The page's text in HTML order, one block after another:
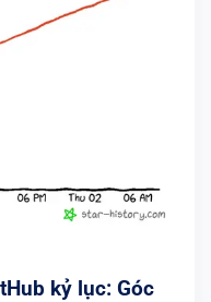
kỷ lục: Góc